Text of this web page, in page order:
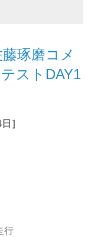
琢磨コメ
ストDAY1
］
行